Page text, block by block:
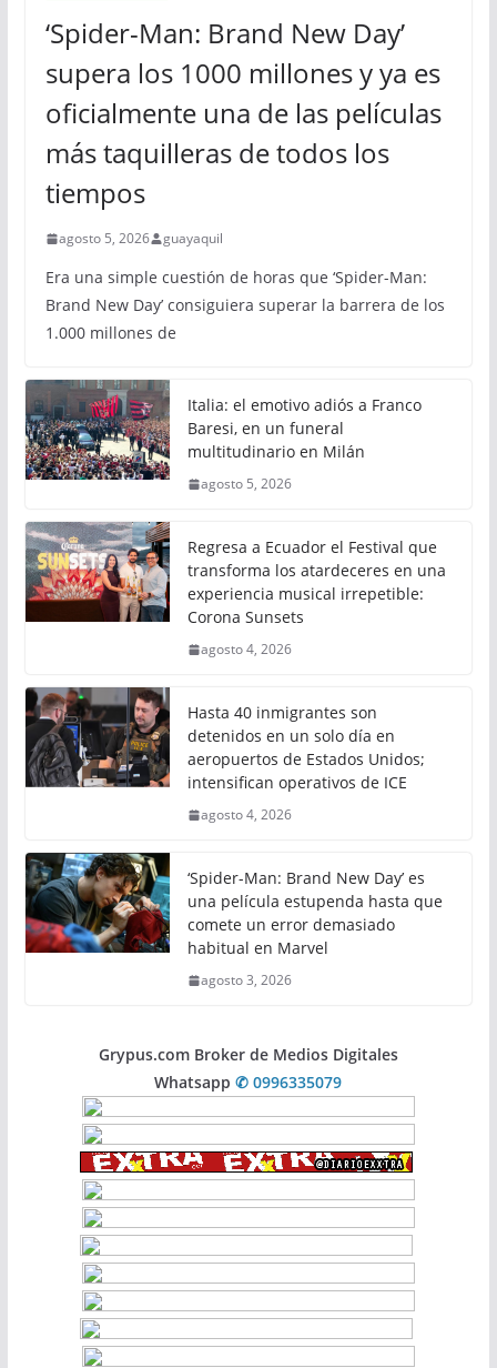
‘Spider-Man: Brand New Day’
supera los 1000 millones y ya es
oficialmente una de las películas
más taquilleras de todos los
tiempos
agosto 5, 2026 guayaquil
Era una simple cuestión de horas que ‘Spider-Man:
Brand New Day’ consiguiera superar la barrera de los
1.000 millones de
Italia: el emotivo adiós a Franco
Baresi, en un funeral
multitudinario en Milán
agosto 5, 2026
Regresa a Ecuador el Festival que
transforma los atardeceres en una
experiencia musical irrepetible:
Corona Sunsets
agosto 4, 2026
Hasta 40 inmigrantes son
detenidos en un solo día en
aeropuertos de Estados Unidos;
intensifican operativos de ICE
agosto 4, 2026
‘Spider-Man: Brand New Day’ es
una película estupenda hasta que
comete un error demasiado
habitual en Marvel
agosto 3, 2026
Grypus.com Broker de Medios Digitales
Whatsapp✆ 0996335079